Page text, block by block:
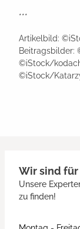
***
Artikelbild:
Beitragsbilder:
©iStock/
©iStock/
Wir sind für
Unsere
zu finden!